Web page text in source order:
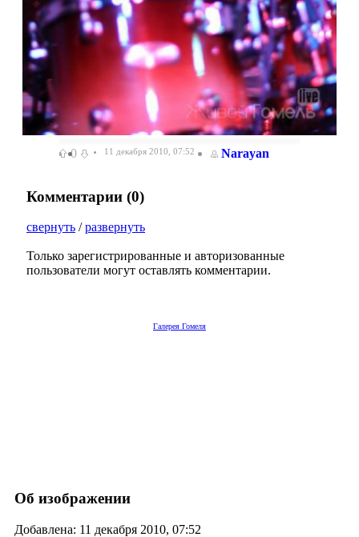
0 11 декабря 2010, 07:52 Narayan
Комментарии (0)
свернуть /развернуть
Только зарегистрированные и авторизованные
пользователи могут оставлять комментарии.
Галерея Гомеля
Об изображении
Добавлена: 11 декабря 2010, 07:52